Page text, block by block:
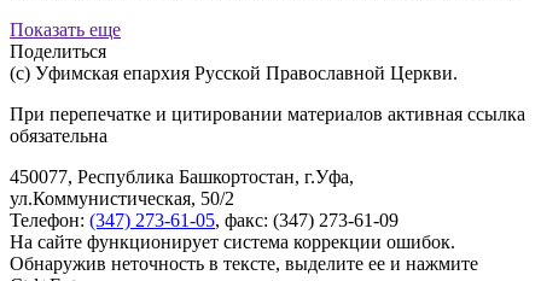
Показать еще
Поделиться
(с) Уфимская епархия Русской Православной Церкви.
При перепечатке и цитировании материалов активная ссылка
обязательна
450077, Республика Башкортостан, г.Уфа,
ул.Коммунистическая, 50/2
Телефон: (347) 273-61-05, факс: (347) 273-61-09
На сайте функционирует система коррекции ошибок.
Обнаружив неточность в тексте, выделите ее и нажмите